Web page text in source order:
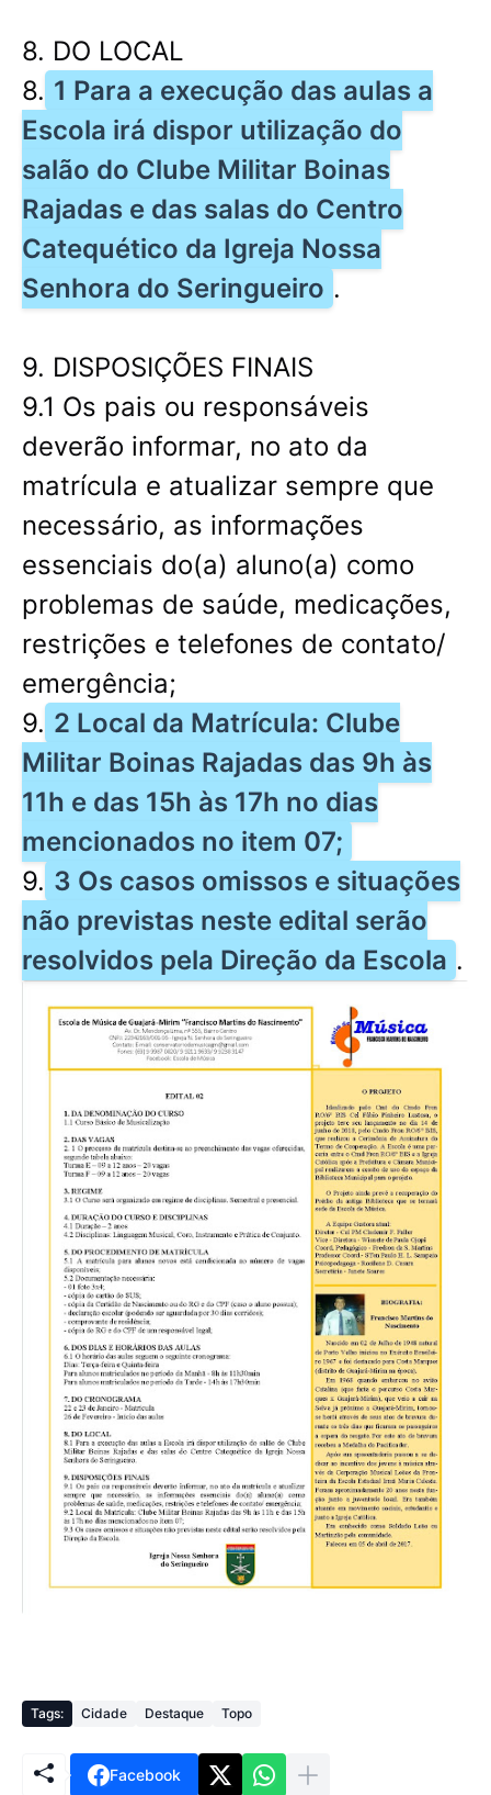
8. DO LOCAL
8. 1 Para a execução das aulas a
Escola irá dispor utilização do
salão do Clube Militar Boinas
Rajadas e das salas do Centro
Catequético da Igreja Nossa
Senhora do Seringueiro .
9. DISPOSIÇÕES FINAIS
9.1 Os pais ou responsáveis
deverão informar, no ato da
matrícula e atualizar sempre que
necessário, as informações
essenciais do(a) aluno(a) como
problemas de saúde, medicações,
restrições e telefones de contato/
emergência;
9. 2 Local da Matrícula: Clube
Militar Boinas Rajadas das 9h às
11h e das 15h às 17h no dias
mencionados no item 07;
9. 3 Os casos omissos e situações
não previstas neste edital serão
resolvidos pela Direção da Escola .
Tags: Cidade Destaque Topo
Facebook